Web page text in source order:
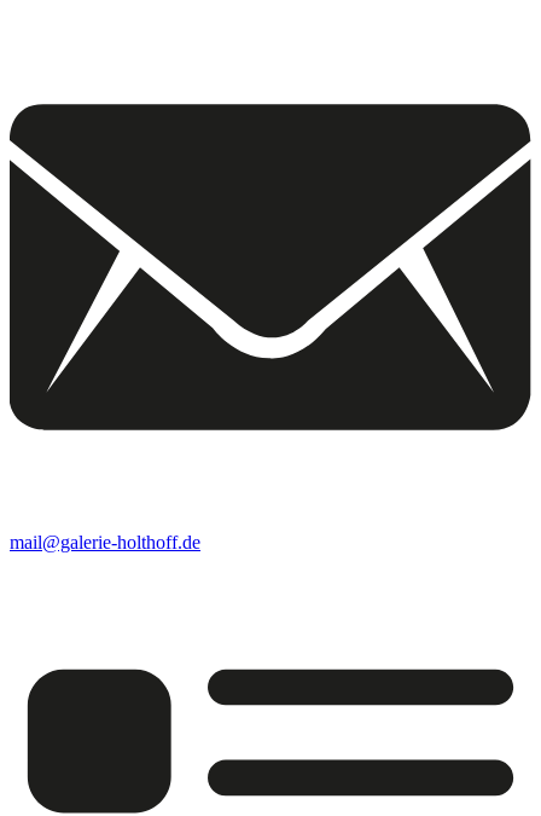
mail@galerie-holthoff.de